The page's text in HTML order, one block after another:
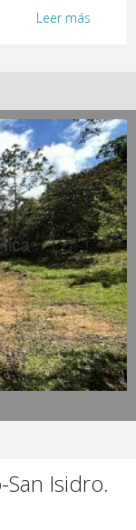
Leer más
Isidro.